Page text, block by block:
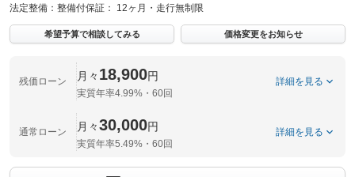
法定整備： 整備付保証： 12ヶ月・走行無制限
希望予算で相談してみる 価格変更をお知らせ
残価ローン 月々 18,900円
実質年率4.99%・60回
詳細を見る
通常ローン 月々30,000円
実質年率5.49%・60回
詳細を見る